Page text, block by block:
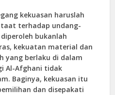
kekuasan haruslah
terhadap undang-
bukanlah
kekuatan material dan
yang berlaku di dalam
Al-Afghani tidak
Baginya, kekuasan itu
dan disepakati